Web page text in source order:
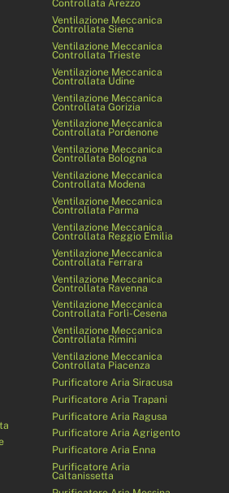
Controllata Arezzo
Ventilazione Meccanica
Controllata Siena
Ventilazione Meccanica
Controllata Trieste
Ventilazione Meccanica
Controllata Udine
Ventilazione Meccanica
Controllata Gorizia
Ventilazione Meccanica
Controllata Pordenone
Ventilazione Meccanica
Controllata Bologna
Ventilazione Meccanica
Controllata Modena
Ventilazione Meccanica
Controllata Parma
Ventilazione Meccanica
Controllata Reggio Emilia
Ventilazione Meccanica
Controllata Ferrara
Ventilazione Meccanica
Controllata Ravenna
Ventilazione Meccanica
Controllata Forlì-Cesena
Ventilazione Meccanica
Controllata Rimini
Ventilazione Meccanica
Controllata Piacenza
Purificatore Aria Siracusa
Purificatore Aria Trapani
Purificatore Aria Ragusa
Purificatore Aria Agrigento
Purificatore Aria Enna
Purificatore Aria
Caltanissetta